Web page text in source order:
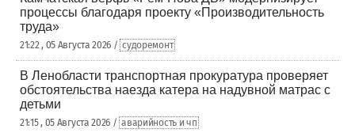
процессы благодаря проекту «Производительность
труда»
21:22 , 05 Августа 2026 / судоремонт
В Ленобласти транспортная прокуратура проверяет
обстоятельства наезда катера на надувной матрас с
детьми
21:15 , 05 Августа 2026 / аварийность и чп